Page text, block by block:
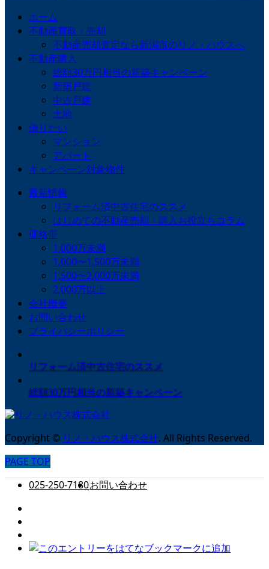
ホーム
不動産買取・売却
不動産売却査定なら新潟市のリノ・ハウスへ
不動産購入
総額30万円相当の新築キャンペーン
新築戸建
中古戸建
土地
借りたい
マンション
アパート
キャンペーン対象物件
最新情報
リフォーム済中古住宅のススメ
はじめての不動産売却・購入お役立ちコラム
価格帯
1,000万未満
1,000〜1,500万未満
1,500〜2,000万未満
2,000万以上
会社概要
お問い合わせ
プライバシーポリシー
リフォーム済中古住宅のススメ
総額30万円相当の新築キャンペーン
Copyright © リノ・ハウス株式会社. All Rights Reserved.
PAGE TOP
025-250-7180お問い合わせ